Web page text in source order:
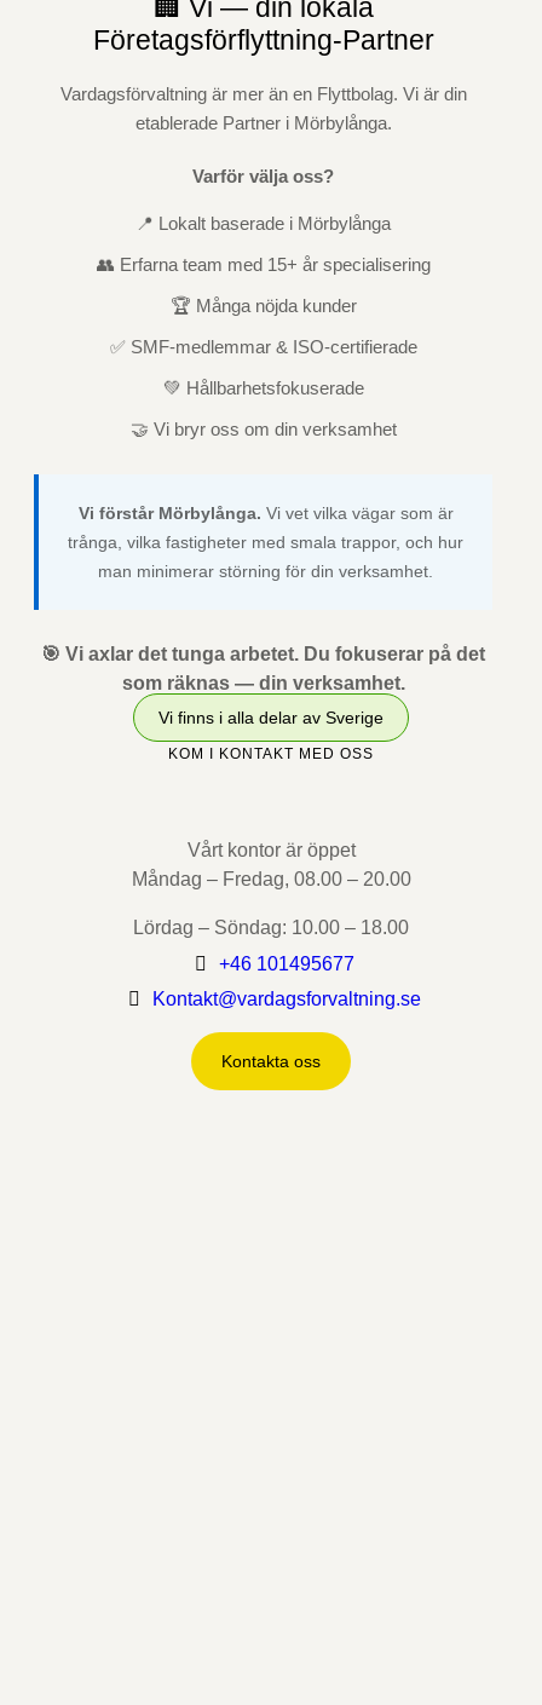
🏢 Vi — din lokala
Företagsförflyttning-Partner
Vardagsförvaltning är mer än en Flyttbolag. Vi är din
etablerade Partner i Mörbylånga.
Varför välja oss?
📍 Lokalt baserade i Mörbylånga
👥 Erfarna team med 15+ år specialisering
🏆 Många nöjda kunder
✅ SMF-medlemmar & ISO-certifierade
💚 Hållbarhetsfokuserade
🤝 Vi bryr oss om din verksamhet
Vi förstår Mörbylånga. Vi vet vilka vägar som är
trånga, vilka fastigheter med smala trappor, och hur
man minimerar störning för din verksamhet.
🎯 Vi axlar det tunga arbetet. Du fokuserar på det
som räknas — din verksamhet.
Vi finns i alla delar av Sverige
KOM I KONTAKT MED OSS
Vårt kontor är öppet
Måndag – Fredag, 08.00 – 20.00
Lördag – Söndag: 10.00 – 18.00
+46 101495677
Kontakt@vardagsforvaltning.se
Kontakta oss